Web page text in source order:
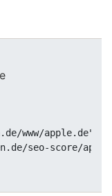
www/apple.de"
seo-score/